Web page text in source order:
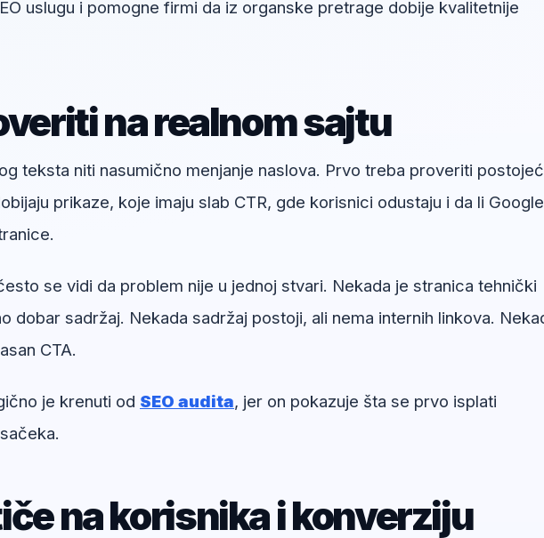
uslugu i pomogne firmi da iz organske pretrage dobije kvalitetnije
na realnom sajtu
teksta niti nasumično menjanje naslova. Prvo treba proveriti
prikaze, koje imaju slab CTR, gde korisnici odustaju i da li Google
se vidi da problem nije u jednoj stvari. Nekada je stranica tehnički
dobar sadržaj. Nekada sadržaj postoji, ali nema internih linkova.
CTA.
je krenuti od SEO audita, jer on pokazuje šta se prvo isplati
na korisnika i konverziju